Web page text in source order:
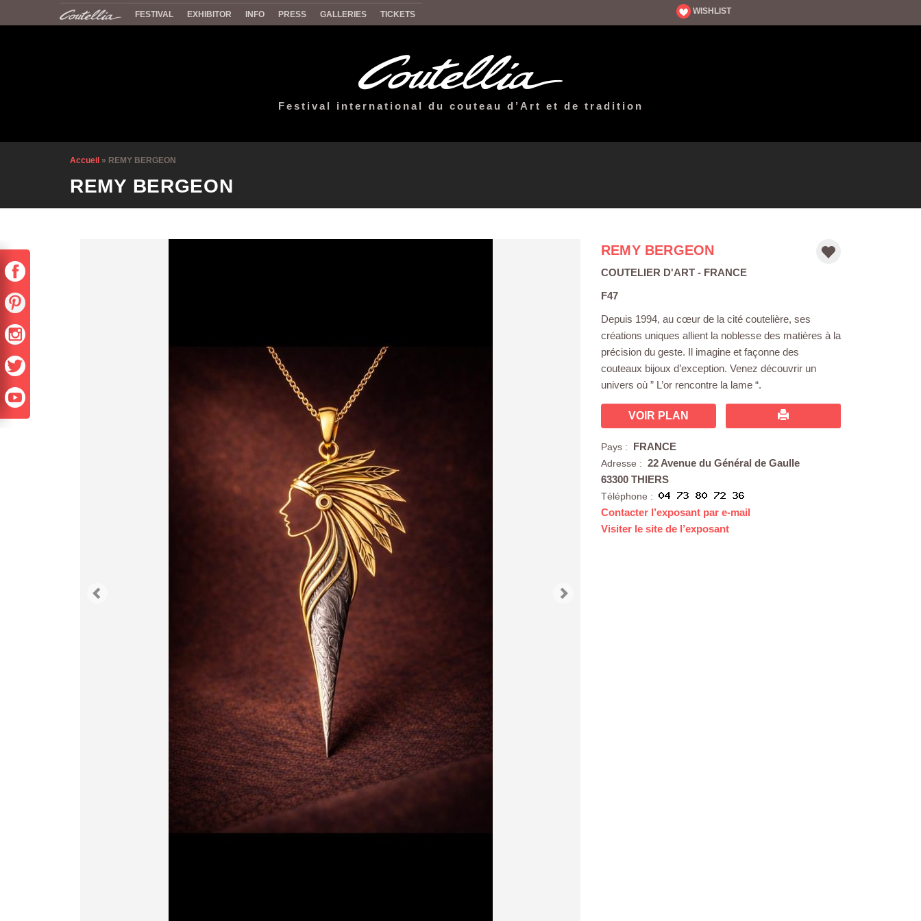
FESTIVAL EXHIBITOR INFO PRESS GALLERIES TICKETS WISHLIST
Festival international du couteau d’Art et de tradition
Accueil » REMY BERGEON
REMY BERGEON
REMY BERGEON
COUTELIER D'ART - FRANCE
F47
Depuis 1994, au cœur de la cité coutelière, ses
créations uniques allient la noblesse des matières à la
précision du geste. Il imagine et façonne des
couteaux bijoux d’exception. Venez découvrir un
univers où ” L’or rencontre la lame “.
VOIR PLAN
Pays : FRANCE
Adresse : 22 Avenue du Général de Gaulle
63300 THIERS
Téléphone :
Contacter l’exposant par e-mail
Visiter le site de l’exposant